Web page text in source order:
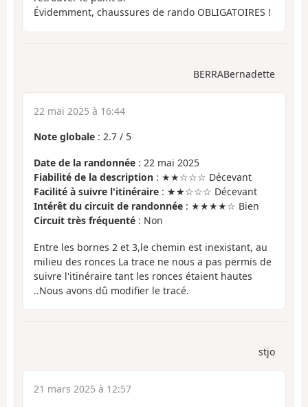
Évidemment, chaussures de rando OBLIGATOIRES !
BERRABernadette
22 mai 2025 à 16:44
Note globale : 2.7 / 5
Date de la randonnée : 22 mai 2025
Fiabilité de la description : ★★☆☆☆ Décevant
Facilité à suivre l'itinéraire : ★★☆☆☆ Décevant
Intérêt du circuit de randonnée : ★★★★☆ Bien
Circuit très fréquenté : Non
Entre les bornes 2 et 3,le chemin est inexistant, au
milieu des ronces La trace ne nous a pas permis de
suivre l'itinéraire tant les ronces étaient hautes
..Nous avons dû modifier le tracé.
stjo
21 mars 2025 à 12:57